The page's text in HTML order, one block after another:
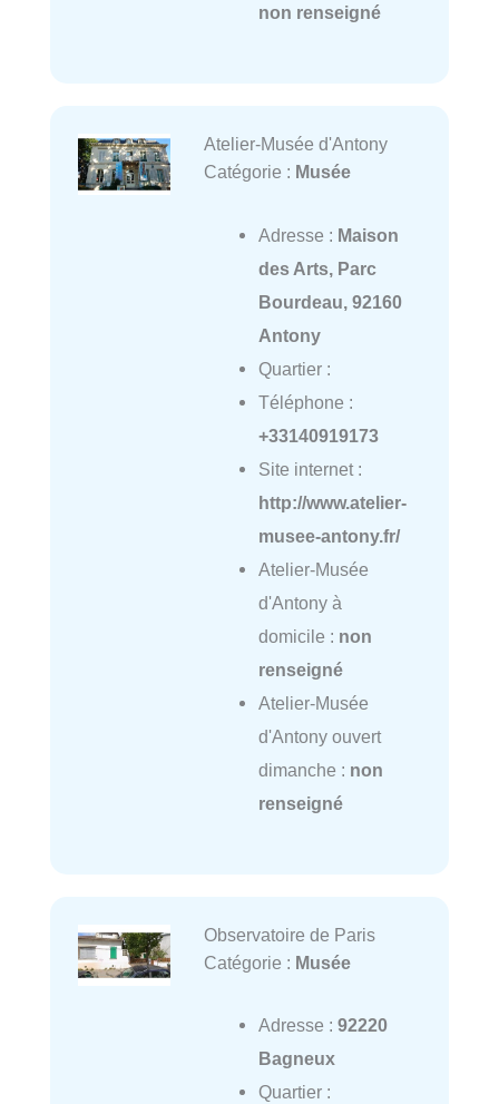
non renseigné
Atelier-Musée d'Antony
Catégorie : Musée
Adresse : Maison
des Arts, Parc
Bourdeau, 92160
Antony
Quartier :
Téléphone :
+33140919173
Site internet :
http://www.atelier-
musee-antony.fr/
Atelier-Musée
d'Antony à
domicile : non
renseigné
Atelier-Musée
d'Antony ouvert
dimanche : non
renseigné
Observatoire de Paris
Catégorie : Musée
Adresse : 92220
Bagneux
Quartier :